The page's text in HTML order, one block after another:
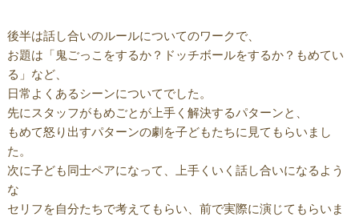
後半は話し合いのルールについてのワークで、
お題は「鬼ごっこをするか？ドッチボールをするか？もめてい
る」など、
日常よくあるシーンについてでした。
先にスタッフがもめごとが上手く解決するパターンと、
もめて怒り出すパターンの劇を子どもたちに見てもらいまし
た。
次に子ども同士ペアになって、上手くいく話し合いになるよう
な
セリフを自分たちで考えてもらい、前で実際に演じてもらいま